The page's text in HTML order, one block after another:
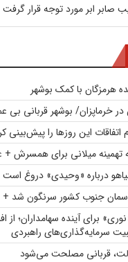
ابر مورد توجه قرار گرفت
هرمزگان با کمک بوشهر
خرماپزان/ بوشهر قربانی بی
این روزها را پیش‌بینی
تهمینه میلانی برای همسرش
درباره «وحیدی» دروغ است
آسمان جنوب کشور سرنگون شد +
برای آینده سهامداران؛ از
سرمایه‌گذاری‌های راهبردی
قربانی مصلحت می‌شود